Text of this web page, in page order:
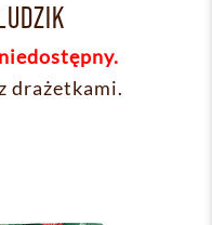
drażetkami.